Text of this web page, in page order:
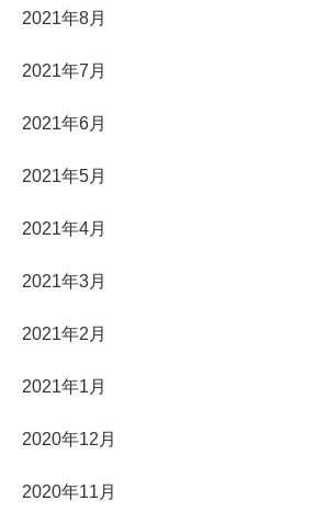
2021年8月
2021年7月
2021年6月
2021年5月
2021年4月
2021年3月
2021年2月
2021年1月
2020年12月
2020年11月